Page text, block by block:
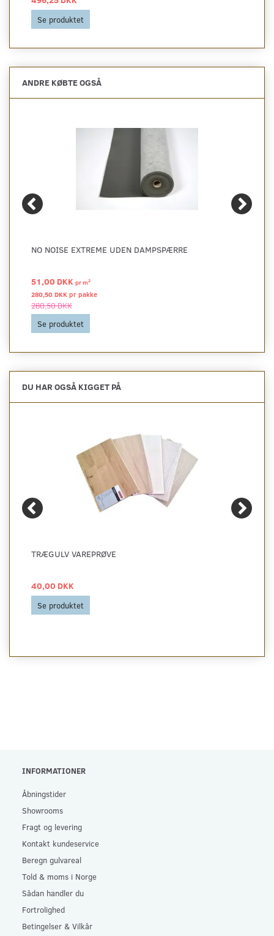
Se produktet
ANDRE KØBTE OGSÅ
NO NOISE EXTREME UDEN DAMPSPÆRRE
51,00 DKK prm2
280,50 DKK pr pakke
280,50 DKK
Se produktet
DU HAR OGSÅ KIGGET PÅ
TRÆGULV VAREPRØVE
40,00 DKK
Se produktet
INFORMATIONER
Åbningstider
Showrooms
Fragt og levering
Kontakt kundeservice
Beregn gulvareal
Told & moms i Norge
Sådan handler du
Fortrolighed
Betingelser & Vilkår